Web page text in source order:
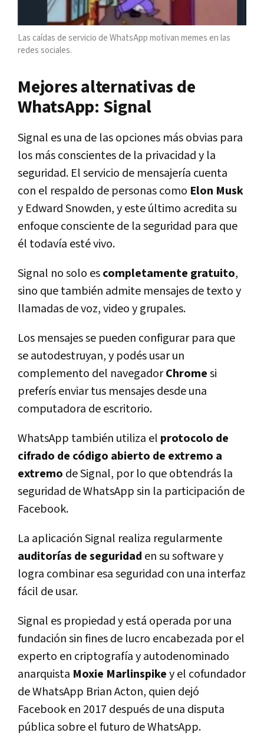
Las caídas de servicio de WhatsApp motivan memes en las
redes sociales.
Mejores alternativas de
WhatsApp: Signal
Signal es una de las opciones más obvias para
los más conscientes de la privacidad y la
seguridad. El servicio de mensajería cuenta
con el respaldo de personas como Elon Musk
y Edward Snowden, y este último acredita su
enfoque consciente de la seguridad para que
él todavía esté vivo.
Signal no solo escompletamente gratuito,
sino que también admite mensajes de texto y
llamadas de voz, video y grupales.
Los mensajes se pueden configurar para que
se autodestruyan, y podés usar un
complemento del navegadorChromesi
preferís enviar tus mensajes desde una
computadora de escritorio.
WhatsApp también utiliza el protocolo de
cifrado de código abierto de extremo a
extremo de Signal, por lo que obtendrás la
seguridad de WhatsApp sin la participación de
Facebook.
La aplicación Signal realiza regularmente
auditorías de seguridad en su software y
logra combinar esa seguridad con una interfaz
fácil de usar.
Signal es propiedad y está operada por una
fundación sin fines de lucro encabezada por el
experto en criptografía y autodenominado
anarquista Moxie Marlinspikey el cofundador
de WhatsApp Brian Acton, quien dejó
Facebook en 2017 después de una disputa
pública sobre el futuro de WhatsApp.